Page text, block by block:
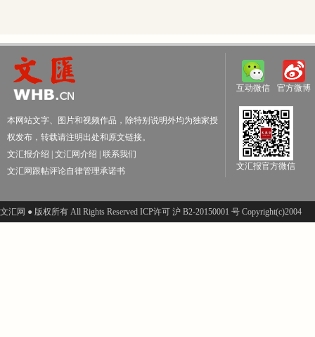
本网站文字、图片和视频作品，除特别说明外均为独家授
权发布，转载请注明出处和原文链接。
文汇报介绍
文汇网介绍
联系我们
文汇网跟帖评论自律管理承诺书
互动微信 官方微博
文汇报官方微信
文汇网 ● 版权所有 All Rights Reserved ICP许可 沪 B2-20150001 号 Copyright(c)2004